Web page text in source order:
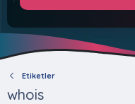
Etiketler
whois